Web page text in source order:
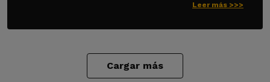
Leer más >>>
Cargar más